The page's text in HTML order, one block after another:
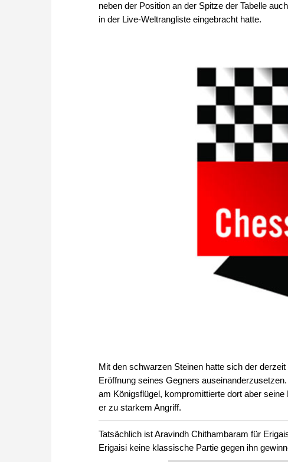
neben der Position an der Spitze der Tabelle
in der Live-Weltrangliste eingebracht hatte.
Mit den schwarzen Steinen hatte sich der
Eröffnung seines Gegners
am Königsflügel, kompromittierte dort aber
er zu starkem Angriff.
Tatsächlich ist Aravindh Chithambaram für
Erigaisi keine klassische Partie gegen ihn